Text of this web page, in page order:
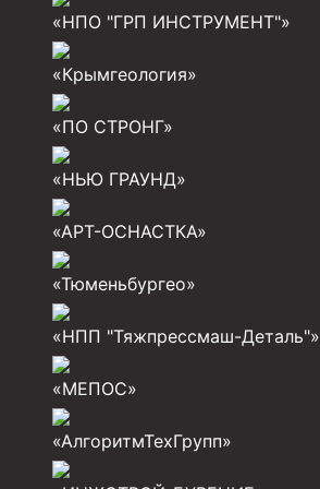
Переводники
Кольца ограничительные ПЦ
Пробки цементировочные
Скребки корончатые СК и
Башмаки колонные
«НПО "ГРП ИНСТРУМЕНТ"»
«Крымгеология»
«ПО СТРОНГ»
«НЬЮ ГРАУНД»
«АРТ-ОСНАСТКА»
«Тюменьбургео»
«НПП "Тяжпрессмаш-Деталь"»
«МЕПОС»
«АлгоритмТехГрупп»